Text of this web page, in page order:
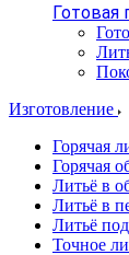
Готовая
Изготовление
Горячая
Горячая
Литьё в
Литьё в
Литьё
Точное